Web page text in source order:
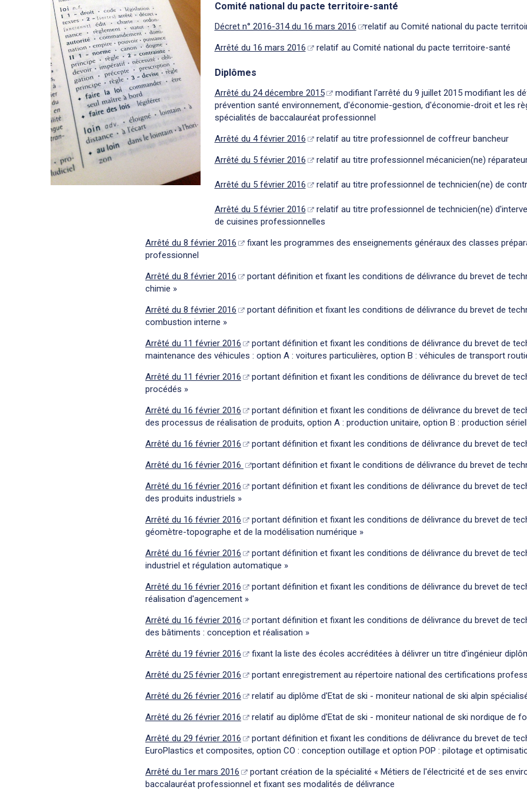
Comité national du pacte territoire-santé
Décret n° 2016-314 du 16 mars 2016
relatif au Comité national du pacte
Arrêté du 16 mars 2016
relatif au Comité national du pacte territoire-santé
Diplômes
Arrêté du 24 décembre 2015
modifiant l'arrêté du 9 juillet 2015 modifiant les
prévention santé environnement, d'économie-gestion, d'économie-droit et les
spécialités de baccalauréat professionnel
Arrêté du 4 février 2016
relatif au titre professionnel de coffreur bancheur
Arrêté du 5 février 2016
relatif au titre professionnel mécanicien(ne)
Arrêté du 5 février 2016 relatif au titre professionnel de technicien(ne) de
Arrêté du 5 février 2016
relatif au titre professionnel de technicien(ne)
de cuisines professionnelles
Arrêté du 8 février 2016
fixant les programmes des enseignements généraux des classes
professionnel
Arrêté du 8 février 2016
portant définition et fixant les conditions de délivrance du brevet de
chimie »
Arrêté du 8 février 2016
portant définition et fixant les conditions de délivrance du brevet de
combustion interne »
Arrêté du 11 février 2016
portant définition et fixant les conditions de délivrance du brevet de
maintenance des véhicules : option A : voitures particulières, option B : véhicules de transport
Arrêté du 11 février 2016
portant définition et fixant les conditions de délivrance du brevet de
procédés »
Arrêté du 16 février 2016
portant définition et fixant les conditions de délivrance du brevet de
des processus de réalisation de produits, option A : production unitaire, option B : production
Arrêté du 16 février 2016
portant définition et fixant les conditions de délivrance du brevet de
Arrêté du 16 février 2016
portant définition et fixant le conditions de délivrance du brevet de
Arrêté du 16 février 2016
portant définition et fixant les conditions de délivrance du brevet de
des produits industriels »
Arrêté du 16 février 2016
portant définition et fixant les conditions de délivrance du brevet de
géomètre-topographe et de la modélisation numérique »
Arrêté du 16 février 2016
portant définition et fixant les conditions de délivrance du brevet de
industriel et régulation automatique »
Arrêté du 16 février 2016
portant définition et fixant les conditions de délivrance du brevet de
réalisation d'agencement »
Arrêté du 16 février 2016
portant définition et fixant les conditions de délivrance du brevet de
des bâtiments : conception et réalisation »
Arrêté du 19 février 2016
fixant la liste des écoles accréditées à délivrer un titre d'ingénieur
Arrêté du 25 février 2016
portant enregistrement au répertoire national des certifications
Arrêté du 26 février 2016
relatif au diplôme d'Etat de ski - moniteur national de ski alpin
Arrêté du 26 février 2016
relatif au diplôme d'Etat de ski - moniteur national de ski nordique de
Arrêté du 29 février 2016
portant définition et fixant les conditions de délivrance du brevet de
EuroPlastics et composites, option CO : conception outillage et option POP : pilotage et
Arrêté du 1er mars 2016
portant création de la spécialité « Métiers de l'électricité et de ses
baccalauréat professionnel et fixant ses modalités de délivrance